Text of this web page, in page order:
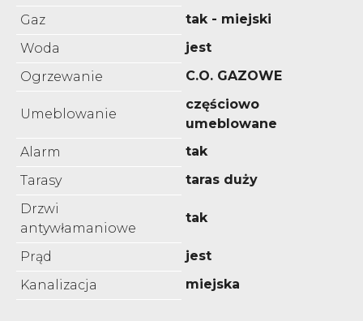
Gaz
tak - miejski
Woda
jest
Ogrzewanie
C.O. GAZOWE
Umeblowanie
częściowo
umeblowane
Alarm
tak
Tarasy
taras duży
Drzwi
antywłamaniowe
tak
Prąd
jest
Kanalizacja
miejska